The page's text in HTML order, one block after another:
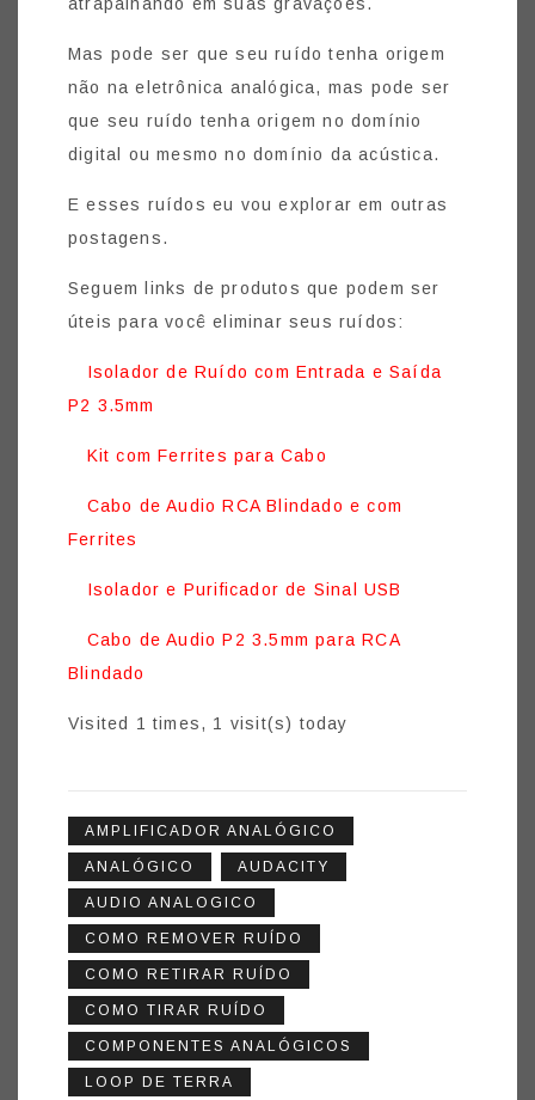
Mas pode ser que seu ruído tenha origem
não na eletrônica analógica, mas pode ser
que seu ruído tenha origem no domínio
digital ou mesmo no domínio da acústica.
E esses ruídos eu vou explorar em outras
postagens.
Seguem links de produtos que podem ser
úteis para você eliminar seus ruídos:
Isolador de Ruído com Entrada e Saída
P2 3.5mm
Kit com Ferrites para Cabo
Cabo de Audio RCA Blindado e com
Ferrites
Isolador e Purificador de Sinal USB
Cabo de Audio P2 3.5mm para RCA
Blindado
Visited 1 times, 1 visit(s) today
AMPLIFICADOR ANALÓGICO
ANALÓGICO AUDACITY
AUDIO ANALOGICO
COMO REMOVER RUÍDO
COMO RETIRAR RUÍDO
COMO TIRAR RUÍDO
COMPONENTES ANALÓGICOS
LOOP DE TERRA